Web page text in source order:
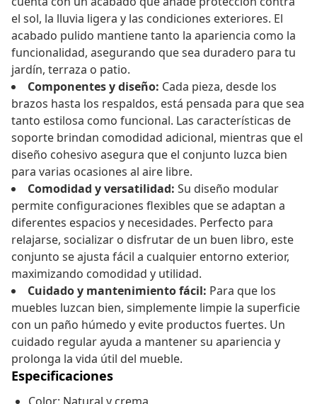
el sol, la lluvia ligera y las condiciones exteriores. El
acabado pulido mantiene tanto la apariencia como la
funcionalidad, asegurando que sea duradero para tu
jardín, terraza o patio.
Componentes y diseño: Cada pieza, desde los
brazos hasta los respaldos, está pensada para que sea
tanto estilosa como funcional. Las características de
soporte brindan comodidad adicional, mientras que el
diseño cohesivo asegura que el conjunto luzca bien
para varias ocasiones al aire libre.
Comodidad y versatilidad: Su diseño modular
permite configuraciones flexibles que se adaptan a
diferentes espacios y necesidades. Perfecto para
relajarse, socializar o disfrutar de un buen libro, este
conjunto se ajusta fácil a cualquier entorno exterior,
maximizando comodidad y utilidad.
Cuidado y mantenimiento fácil: Para que los
muebles luzcan bien, simplemente limpie la superficie
con un paño húmedo y evite productos fuertes. Un
cuidado regular ayuda a mantener su apariencia y
prolonga la vida útil del mueble.
Especificaciones